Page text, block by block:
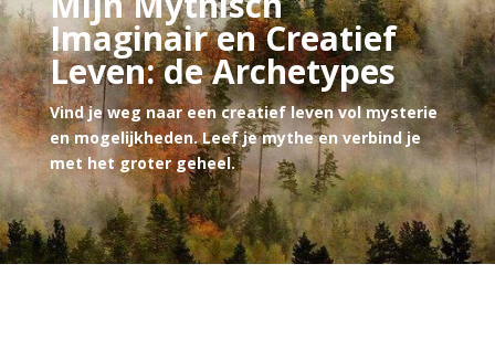
Imaginair en Creatief
Leven: de Archetypes
Vind je weg naar een creatief leven vol mysterie
en mogelijkheden. Leef je mythe en verbind je
met het groter geheel.